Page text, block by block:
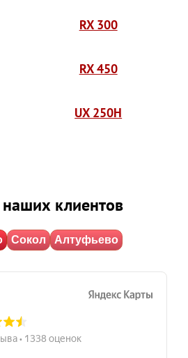
RX 300
RX 450
UX 250H
клиентов
Сокол Алтуфьево